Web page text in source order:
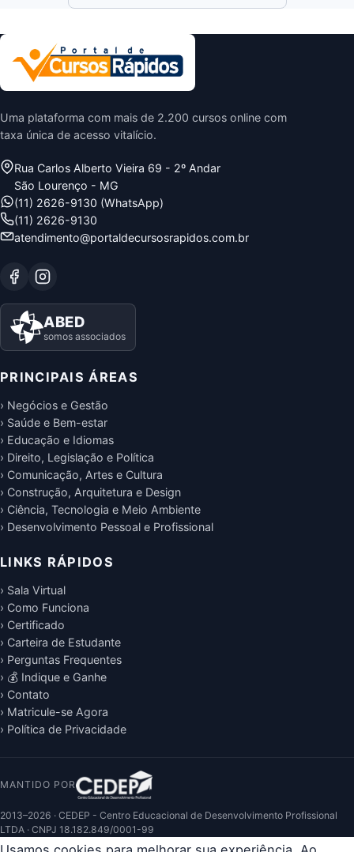
Uma plataforma com mais de 2.200 cursos online com
taxa única de acesso vitalício.
Rua Carlos Alberto Vieira 69 - 2º Andar
São Lourenço - MG
(11) 2626-9130 (WhatsApp)
(11) 2626-9130
atendimento@portaldecursosrapidos.com.br
ABED
somos associados
PRINCIPAIS ÁREAS
› Negócios e Gestão
› Saúde e Bem-estar
› Educação e Idiomas
› Direito, Legislação e Política
› Comunicação, Artes e Cultura
› Construção, Arquitetura e Design
› Ciência, Tecnologia e Meio Ambiente
› Desenvolvimento Pessoal e Profissional
LINKS RÁPIDOS
› Sala Virtual
› Como Funciona
› Certificado
› Carteira de Estudante
› Perguntas Frequentes
› 💰 Indique e Ganhe
› Contato
› Matricule-se Agora
› Política de Privacidade
MANTIDO POR
2013–2026 · CEDEP - Centro Educacional de Desenvolvimento Profissional
LTDA · CNPJ 18.182.849/0001-99